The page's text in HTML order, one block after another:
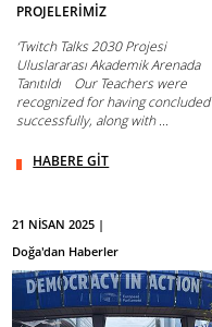
PROJELERİMİZ
‘Twitch Talks 2030 Projesi
Uluslararası Akademik Arenada
Tanıtıldı Our Teachers were
recognized for having concluded
successfully, along with ...
HABERE GİT
21 NİSAN 2025 |
Doğa'dan Haberler